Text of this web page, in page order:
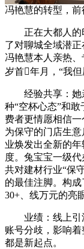
冯艳慧的转型，前
正在大都人的
了对聊城全域潜
冯艳慧本人亲热
岁首年月，“我但
经验共享：她
种“空杯心态”和
费者更情愿相信
为保守的门店生
业焕发出全新的
度。兔宝宝一级
共对建材行业“保
的最佳注脚。构
30+、线万元的亮
业绩：线上引流
账号分歧，影响
都是新起点。